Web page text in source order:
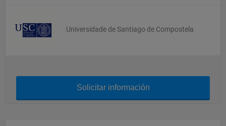
Universidade de Santiago de Compostela
Solicitar información